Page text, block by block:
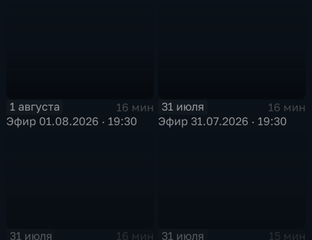
1 августа
16 мин
Эфир 01.08.2026 · 19:30
31 июля
16 мин
Эфир 31.07.2026 · 19:30
31 июля
16 мин
31 июля
15 мин